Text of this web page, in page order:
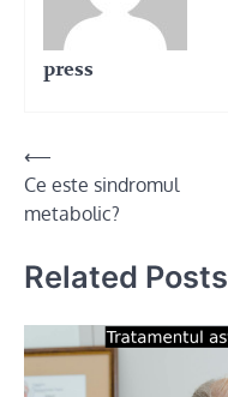
press
Navigare
în
⟵
Ce este sindromul
metabolic?
Related Posts